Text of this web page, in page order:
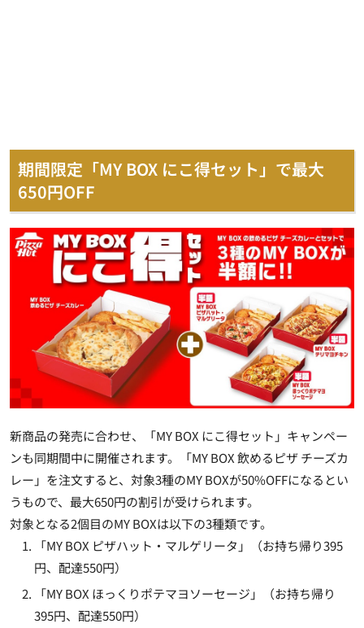
期間限定「MY BOX にこ得セット」で最大
650円OFF
新商品の発売に合わせ、「MY BOX にこ得セット」キャンペー
ンも同期間中に開催されます。「MY BOX 飲めるピザ チーズカ
レー」を注文すると、対象3種のMY BOXが50%OFFになるとい
うもので、最大650円の割引が受けられます。
対象となる2個目のMY BOXは以下の3種類です。
「MY BOX ピザハット・マルゲリータ」（お持ち帰り395
円、配達550円）
「MY BOX ほっくりポテマヨソーセージ」（お持ち帰り
395円、配達550円）